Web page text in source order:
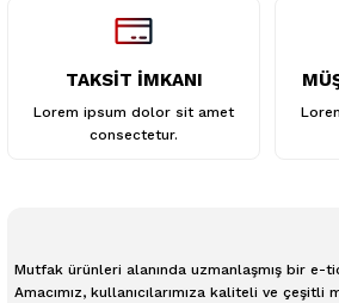
TAKSİT İMKANI
Lorem ipsum dolor sit amet
consectetur.
Mutfak ürünleri alanında uzmanlaşmış bir e-
Amacımız, kullanıcılarımıza kaliteli ve